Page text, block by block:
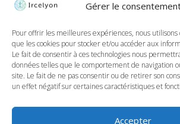
Gérer le
Pour offrir les meilleures expériences, nous utilisons
que les cookies pour stocker et/ou accéder aux
Le fait de consentir à ces technologies nous
données telles que le comportement de navigation
site. Le fait de ne pas consentir ou de retirer son
un effet négatif sur certaines caractéristiques et
Accepter
À Ircelyon, nous formons les chercheur·e·s de
nous allons encore plus loin en donnant la
à travers un tout nouveau programme : les
Ambassadrices d’Ircelyon !...